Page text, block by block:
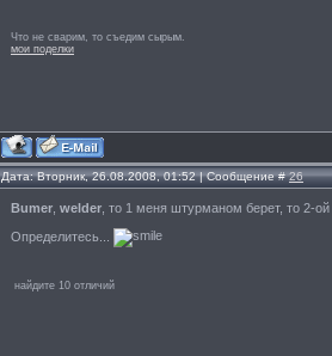
Что не сварим, то съедим сырым.
мои поделки
Дата: Вторник, 26.08.2008, 01:52 | Сообщение #26
Bumer welder , то 1 меня штурманом берет, то 2-
Определитесь...
найдите 10 отличий